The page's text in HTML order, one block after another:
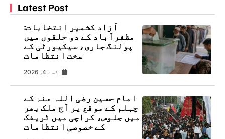
Latest Post
آزاد کشمیر انتخابات:
مظفرآباد کے دو حلقوں میں
پولنگ جاری، سیکیورٹی کے
سخت انتظامات
اگست 4, 2026
امام حسین رضی اللہ عنہ کے
چہلم کے موقع پر آج ملک بھر
میں جلوس، کراچی میں ٹریفک
کے خصوصی انتظامات